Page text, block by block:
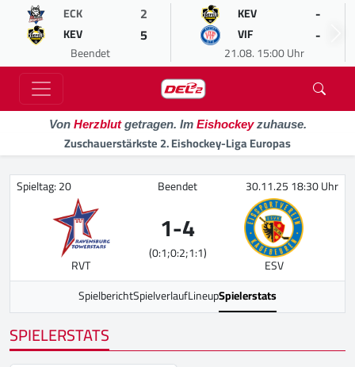
ECK 2
KEV 5
Beendet
KEV -
VIF -
21.08. 15:00 Uhr
Von Herzblutgetragen. Im Eishockeyzuhause.
Zuschauerstärkste 2. Eishockey-Liga Europas
Spieltag: 20 Beendet 30.11.25 18:30 Uhr
RVT
1-4
(0:1;0:2;1:1)
ESV
SpielberichtSpielverlaufLineupSpielerstats
SPIELERSTATS